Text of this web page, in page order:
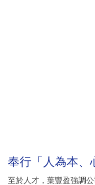
奉行「人為本、
至於人才，葉豐盈強調